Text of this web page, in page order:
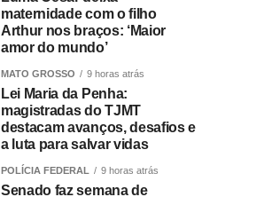
maternidade com o filho
Arthur nos braços: ‘Maior
amor do mundo’
MATO GROSSO 9 horas atrás
Lei Maria da Penha:
magistradas do TJMT
destacam avanços, desafios e
a luta para salvar vidas
POLÍCIA FEDERAL 9 horas atrás
Senado faz semana de